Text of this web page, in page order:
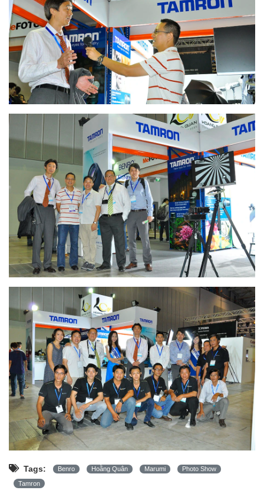
Tags: Benro Hoằng Quân Marumi Photo Show
Tamron